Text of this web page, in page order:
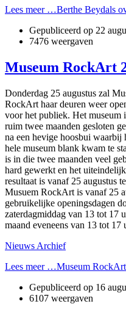
Lees meer …Berthe Beydals
Gepubliceerd op 22
7476 weergaven
Museum RockArt
Donderdag 25 augustus zal
RockArt haar deuren weer
voor het publiek. Het museum
ruim twee maanden gesloten
na een hevige hoosbui waarbij
hele museum blank kwam te
is in die twee maanden veel
hard gewerkt en het
resultaat is vanaf 25 augustus
Musuem RockArt is vanaf 25
gebruikelijke openingsdagen
zaterdagmiddag van 13 tot 17
maand eveneens van 13 tot 17
Nieuws Archief
Lees meer …Museum RockArt
Gepubliceerd op 16
6107 weergaven